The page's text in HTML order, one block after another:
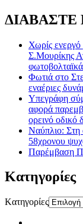
ΔΙΑΒΑΣΤΕ
Χωρίς
Σ.Μουρίκης
Φωτιά στο
εναέριες
Υπεγράφη
αφορά
ορεινό οδικό
Ναύπλιο: Στη
58χρονου
Παρέμβαση
Kατηγορίες
Kατηγορίες